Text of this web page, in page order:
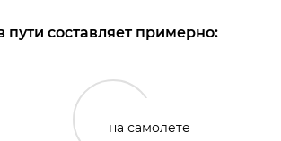
пути составляет примерно:
на самолете